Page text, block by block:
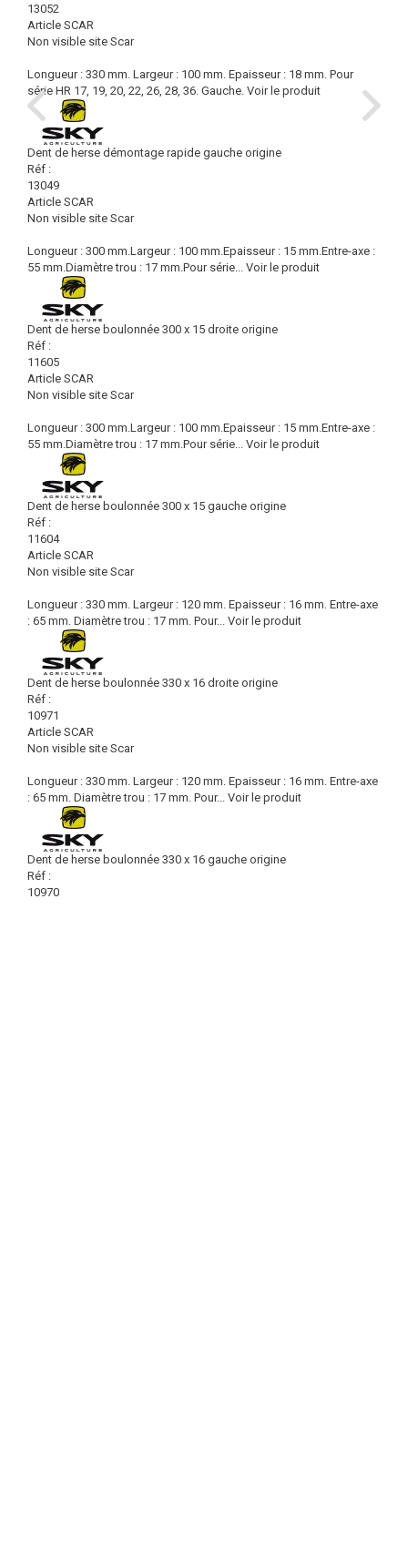
13052
Article SCAR
Non visible site Scar
Longueur : 330 mm. Largeur : 100 mm. Epaisseur : 18 mm. Pour
série HR 17, 19, 20, 22, 26, 28, 36. Gauche. Voir le produit
Dent de herse démontage rapide gauche origine
Réf :
13049
Article SCAR
Non visible site Scar
Longueur : 300 mm.Largeur : 100 mm.Epaisseur : 15 mm.Entre-axe :
55 mm.Diamètre trou : 17 mm.Pour série... Voir le produit
Dent de herse boulonnée 300 x 15 droite origine
Réf :
11605
Article SCAR
Non visible site Scar
Longueur : 300 mm.Largeur : 100 mm.Epaisseur : 15 mm.Entre-axe :
55 mm.Diamètre trou : 17 mm.Pour série... Voir le produit
Dent de herse boulonnée 300 x 15 gauche origine
Réf :
11604
Article SCAR
Non visible site Scar
Longueur : 330 mm. Largeur : 120 mm. Epaisseur : 16 mm. Entre-axe
: 65 mm. Diamètre trou : 17 mm. Pour... Voir le produit
Dent de herse boulonnée 330 x 16 droite origine
Réf :
10971
Article SCAR
Non visible site Scar
Longueur : 330 mm. Largeur : 120 mm. Epaisseur : 16 mm. Entre-axe
: 65 mm. Diamètre trou : 17 mm. Pour... Voir le produit
Dent de herse boulonnée 330 x 16 gauche origine
Réf :
10970